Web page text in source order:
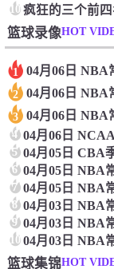
10
篮球录像HOT
1 04月06日 NBA
2 04月06日 NBA
3 04月06日 NBA
4 04月06日
5 04月05日 CBA
6 04月05日 NBA
7 04月05日 NBA
8 04月03日 NBA
9 04月03日 NBA
1004月03日 NBA
篮球集锦HOT